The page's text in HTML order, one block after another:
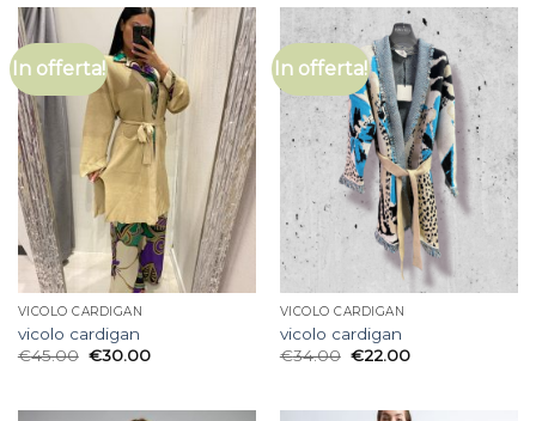
In offerta!
VICOLO CARDIGAN
vicolo cardigan
€45.00 €30.00
In offerta!
VICOLO CARDIGAN
vicolo cardigan
€34.00 €22.00